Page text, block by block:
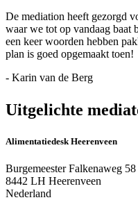
De mediation heeft gezorgd
waar we tot op vandaag baat
een keer woorden hebben
plan is goed opgemaakt toen!
- Karin van de Berg
Uitgelichte
Alimentatiedesk Heerenveen
Burgemeester Falkenaweg 58
8442 LH Heerenveen
Nederland